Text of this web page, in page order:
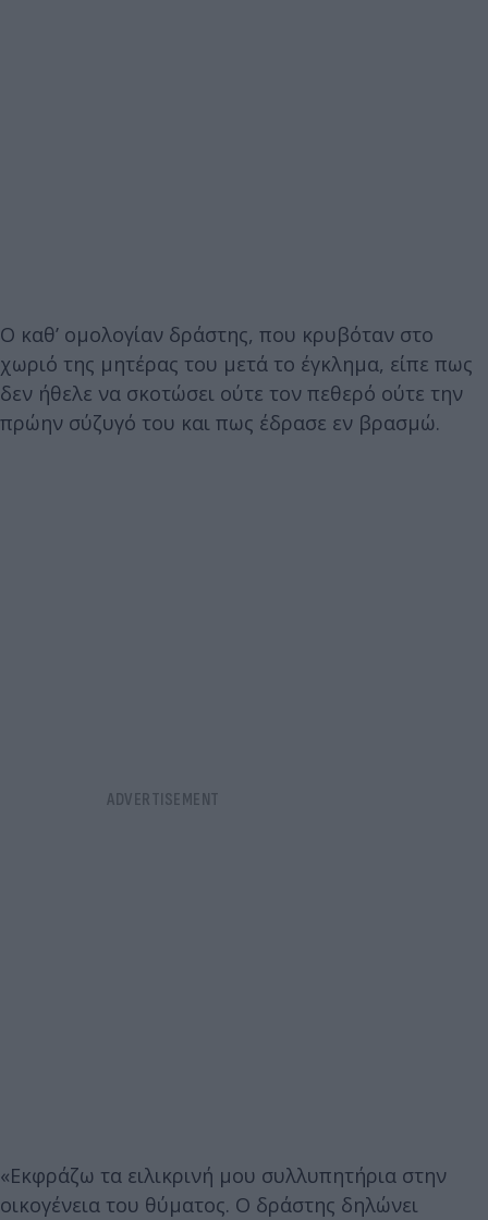
Ο καθ’ ομολογίαν δράστης, που κρυβόταν στο
χωριό της μητέρας του μετά το έγκλημα, είπε πως
δεν ήθελε να σκοτώσει ούτε τον πεθερό ούτε την
πρώην σύζυγό του και πως έδρασε εν βρασμώ.
«Εκφράζω τα ειλικρινή μου συλλυπητήρια στην
οικογένεια του θύματος. Ο δράστης δηλώνει